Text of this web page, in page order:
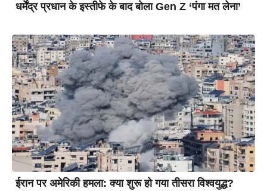
धर्मेंद्र प्रधान के इस्तीफे के बाद बोला Gen Z ‘पंगा मत लेना’
ईरान पर अमेरिकी हमला: क्या शुरू हो गया तीसरा विश्वयुद्ध?